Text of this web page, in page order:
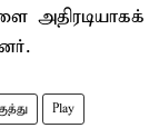
அதிரடியாகக்
Play